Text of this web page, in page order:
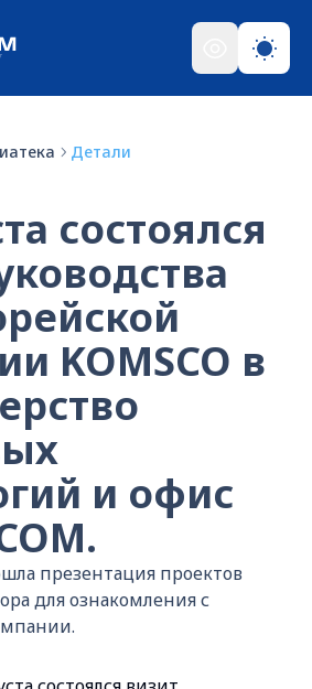
Детали
состоялся
KOMSCO в
и офис
презентация проектов
для ознакомления с